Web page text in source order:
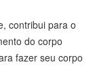
contribui para o
do corpo
fazer seu corpo